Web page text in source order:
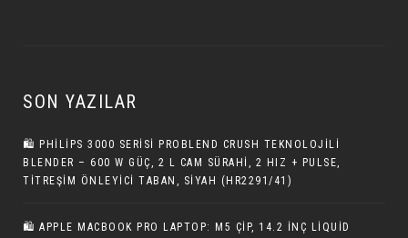
SON YAZILAR
🛍 PHILIPS 3000 SERISI PROBLEND CRUSH TEKNOLOJILI
BLENDER – 600 W GÜÇ, 2 L CAM SÜRAHI, 2 HIZ + PULSE,
TITREŞIM ÖNLEYICI TABAN, SIYAH (HR2291/41)
🛍 APPLE MACBOOK PRO LAPTOP: M5 ÇIP, 14.2 INÇ LIQUID